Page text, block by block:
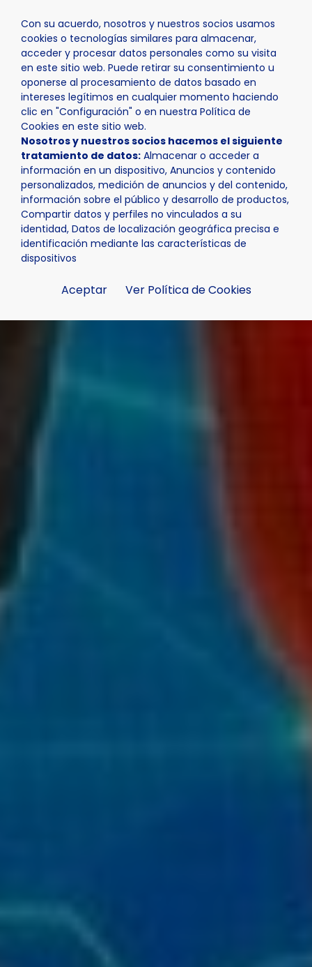
Con su acuerdo, nosotros y nuestros socios usamos
cookies o tecnologías similares para almacenar,
acceder y procesar datos personales como su visita
en este sitio web. Puede retirar su consentimiento u
oponerse al procesamiento de datos basado en
intereses legítimos en cualquier momento haciendo
clic en "Configuración" o en nuestra Política de
Cookies en este sitio web.
Nosotros y nuestros socios hacemos el siguiente
tratamiento de datos: Almacenar o acceder a
información en un dispositivo, Anuncios y contenido
personalizados, medición de anuncios y del contenido,
información sobre el público y desarrollo de productos,
Compartir datos y perfiles no vinculados a su
identidad, Datos de localización geográfica precisa e
identificación mediante las características de
dispositivos
Aceptar Ver Política de Cookies
Inicio Actualidad Noticias Noticia - La Nucía